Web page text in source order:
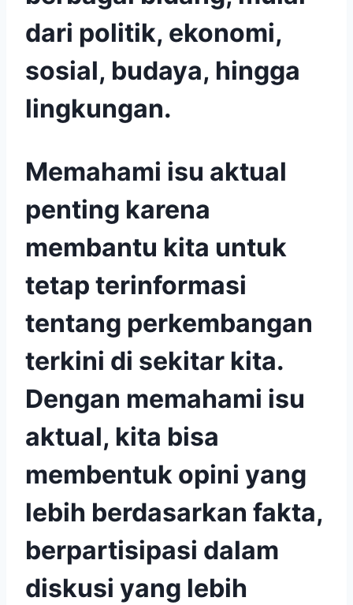
dari politik, ekonomi,
sosial, budaya, hingga
lingkungan.
Memahami isu aktual
penting karena
membantu kita untuk
tetap terinformasi
tentang perkembangan
terkini di sekitar kita.
Dengan memahami isu
aktual, kita bisa
membentuk opini yang
lebih berdasarkan fakta,
berpartisipasi dalam
diskusi yang lebih